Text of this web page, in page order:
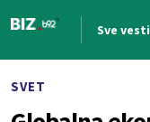
Sve vesti
SVET